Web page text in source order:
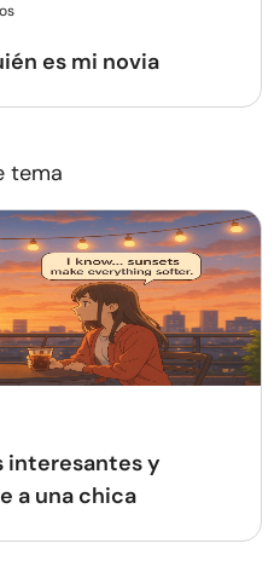
es mi novia
tema
interesantes y
a una chica